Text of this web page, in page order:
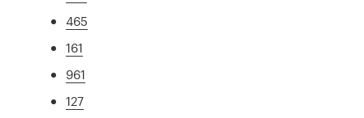
465
161
961
127